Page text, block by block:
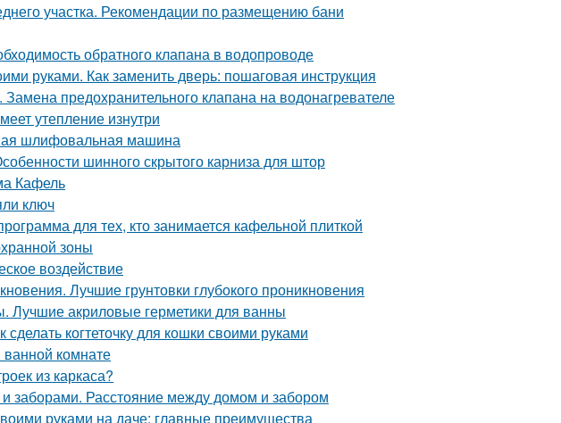
участка. Рекомендации по размещению бани
обратного клапана в водопроводе
руками. Как заменить дверь: пошаговая инструкция
предохранительного клапана на водонагревателе
утепление изнутри
шлифовальная машина
шинного скрытого карниза для штор
Кафель
ключ
для тех, кто занимается кафельной плиткой
зоны
воздействие
Лучшие грунтовки глубокого проникновения
Лучшие акриловые герметики для ванны
когтеточку для кошки своими руками
ванной комнате
из каркаса?
заборами. Расстояние между домом и забором
руками на даче: главные преимущества